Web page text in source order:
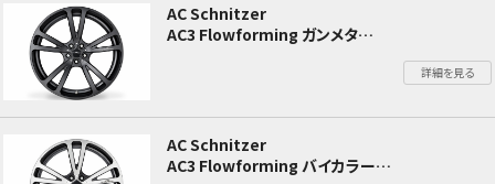
AC Schnitzer
AC3 Flowforming ガンメタ
詳細を見る
AC Schnitzer
AC3 Flowforming バイカラー